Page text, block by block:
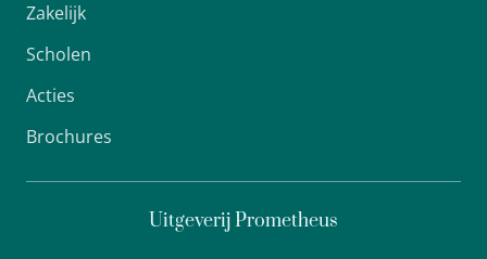
Zakelijk
Scholen
Acties
Brochures
Uitgeverij Prometheus